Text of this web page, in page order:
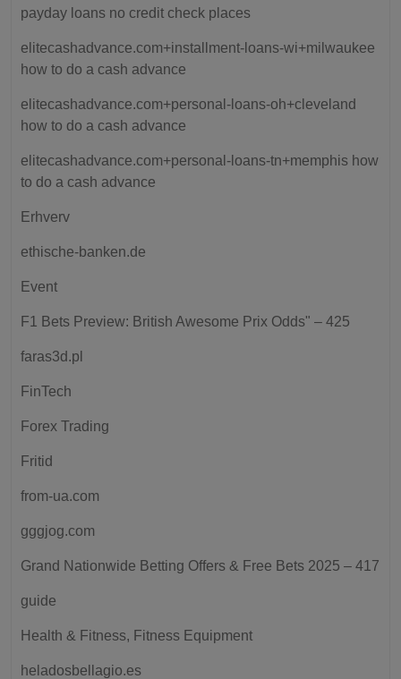
payday loans no credit check places
elitecashadvance.com+installment-loans-wi+milwaukee
how to do a cash advance
elitecashadvance.com+personal-loans-oh+cleveland
how to do a cash advance
elitecashadvance.com+personal-loans-tn+memphis how
to do a cash advance
Erhverv
ethische-banken.de
Event
F1 Bets Preview: British Awesome Prix Odds" – 425
faras3d.pl
FinTech
Forex Trading
Fritid
from-ua.com
gggjog.com
Grand Nationwide Betting Offers & Free Bets 2025 – 417
guide
Health & Fitness, Fitness Equipment
heladosbellagio.es